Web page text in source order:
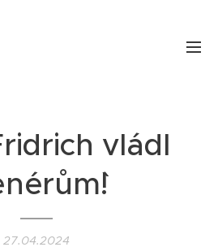
vládl
27.04.2024